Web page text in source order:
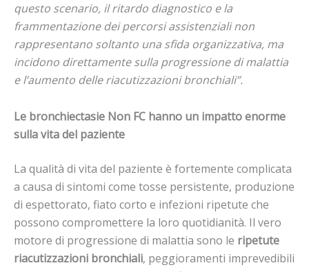
questo scenario, il ritardo diagnostico e la
frammentazione dei percorsi assistenziali non
rappresentano soltanto una sfida organizzativa, ma
incidono direttamente sulla progressione di malattia
e l’aumento delle riacutizzazioni bronchiali”.
Le bronchiectasie Non FC hanno un impatto enorme
sulla vita del paziente
La qualità di vita del paziente è fortemente complicata
a causa di sintomi come tosse persistente, produzione
di espettorato, fiato corto e infezioni ripetute che
possono compromettere la loro quotidianità. Il vero
motore di progressione di malattia sono le ripetute
riacutizzazioni bronchiali, peggioramenti imprevedibili